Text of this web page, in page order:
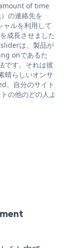
of time
の連絡先を
ルを利用して
成長させました
は、製品が
onであるた
です。それは彼
晴らしいオンサ
、自分のサイト
の他のどの人よ